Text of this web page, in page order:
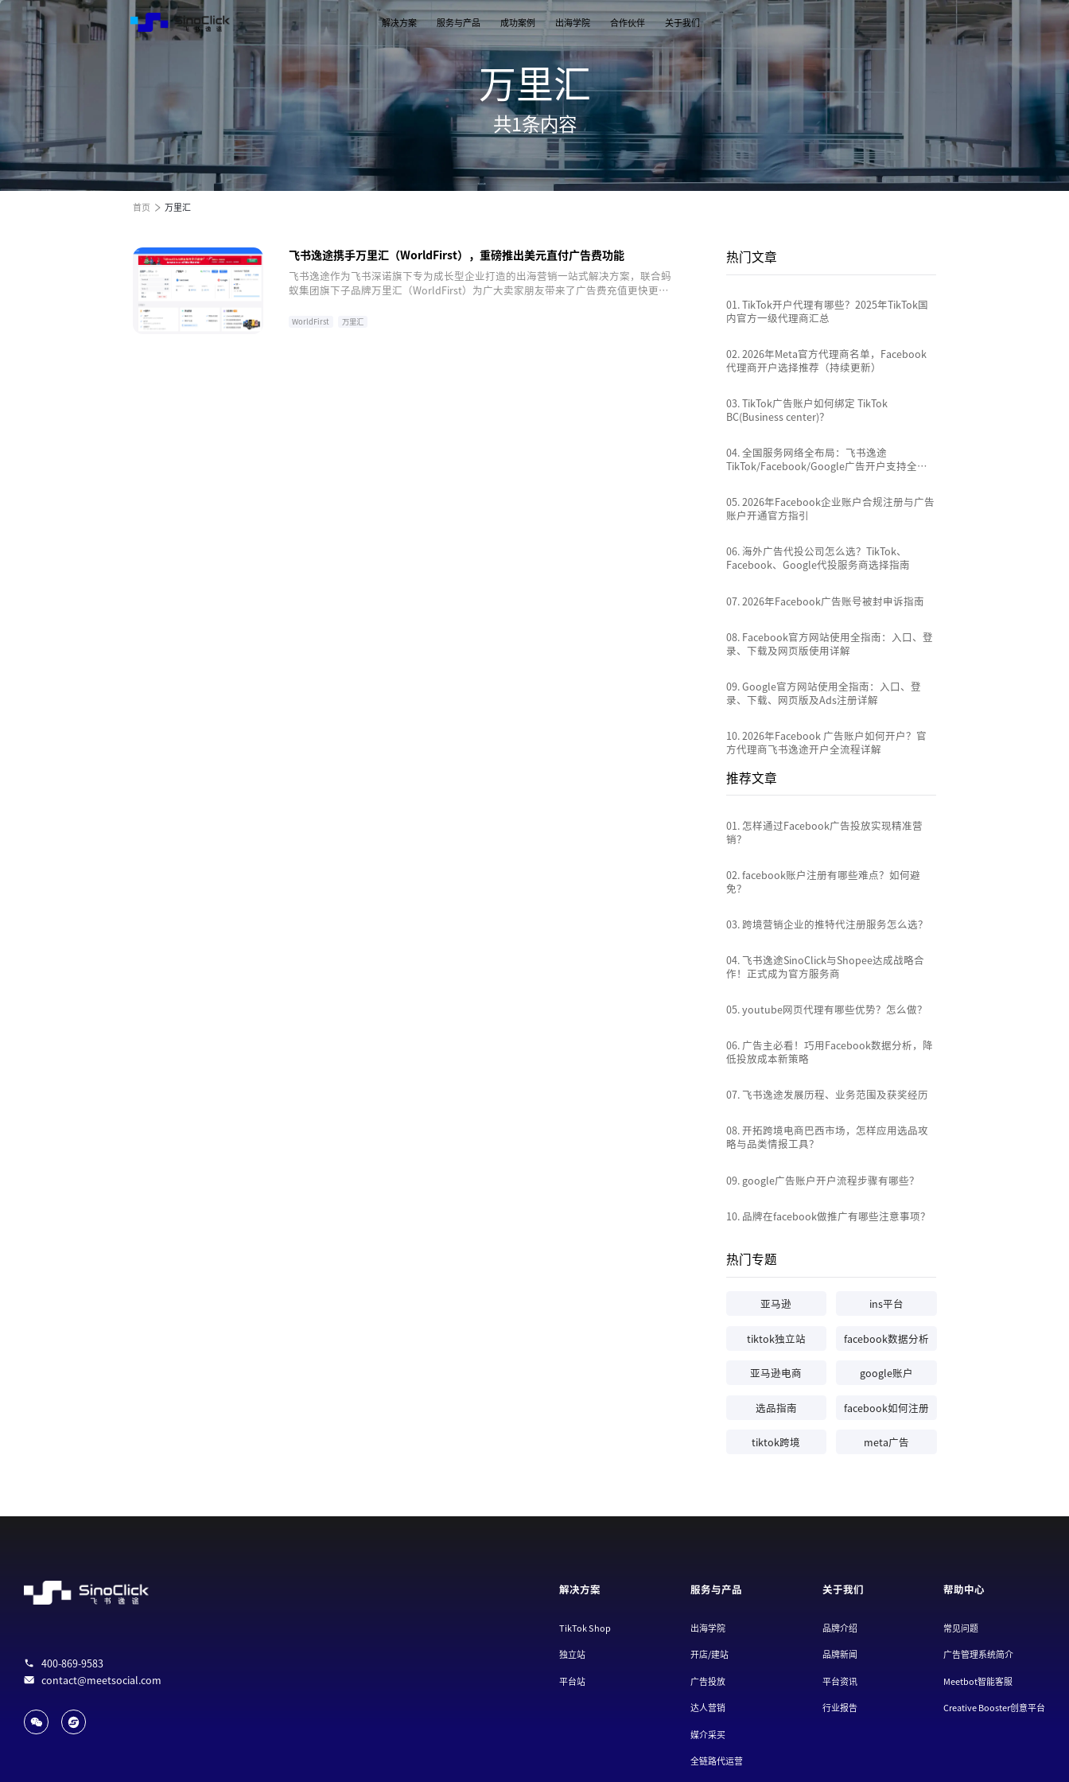
解决方案 服务与产品 成功案例 出海学院 合作伙伴 关于我们
登录/注册
登录/注册
跨境电商全渠道效果营销
TikTok Shop
从商店创建，到策划广告投放和达人营销利用创
意和达人实现TikTok爆炸性增长
独立站
用个性化独立站高效承接兴趣流量跑通从拉新到
复购的私域增长飞轮
通过关键词策略、平台广告优化和流量加权撬动
跨境电商全渠道效果营销
出海培训
TikTok Shop课程 | 独立站课程 | 亚马逊课程
开店/建站
TikTok Shop开店 | Shopify建站 | 亚马逊开店 1v1投放顾问 | AI智能投放 | 海外广告代投
达人营销 媒介采买 全链路代运营
跨境电商全渠道效果营销
品牌介绍
飞书逸途，成长型跨境电商运营解决方案
品牌新闻
公司及品牌最新业务发展动态 跨境电商行业热点新闻消息
行业报告
万里汇
共1条内容
首页 万里汇
飞书逸途携手万里汇（WorldFirst），重磅推出美元直付广告费功能
飞书逸途作为飞书深诺旗下专为成长型企业打造的出海营销一站式解决方案，联合蚂
蚁集团旗下子品牌万里汇（WorldFirst）为广大卖家朋友带来了广告费充值更快更省
里汇（WorldFirst）进行美元付款啦！
WorldFirst 万里汇
热门文章
01.TikTok开户代理有哪些？2025年TikTok国
内官方一级代理商汇总
02.2026年Meta官方代理商名单，Facebook
代理商开户选择推荐（持续更新）
03.TikTok广告账户如何绑定 TikTok
BC(Business center)？
04.全国服务网络全布局：飞书逸途
TikTok/Facebook/Google广告开户支持全国
05.2026年Facebook企业账户合规注册与广告
账户开通官方指引
06.海外广告代投公司怎么选？TikTok、
Facebook、Google代投服务商选择指南
07.2026年Facebook广告账号被封申诉指南
08. Facebook官方网站使用全指南：入口、登
录、下载及网页版使用详解
09.Google官方网站使用全指南：入口、登
录、下载、网页版及Ads注册详解
10.2026年Facebook 广告账户如何开户？官
方代理商飞书逸途开户全流程详解
推荐文章
01. 怎样通过Facebook广告投放实现精准营
销？
02.facebook账户注册有哪些难点？如何避
免？
03.跨境营销企业的推特代注册服务怎么选？
04.飞书逸途SinoClick与Shopee达成战略合
作！正式成为官方服务商
05.youtube网页代理有哪些优势？怎么做？
06. 广告主必看！巧用Facebook数据分析，降
低投放成本新策略
07.飞书逸途发展历程、业务范围及获奖经历
08.开拓跨境电商巴西市场，怎样应用选品攻
略与品类情报工具？
09. google广告账户开户流程步骤有哪些？
10. 品牌在facebook做推广有哪些注意事项？
热门专题
亚马逊 ins平台
tiktok独立站 facebook数据分析
亚马逊电商 google账户
选品指南 facebook如何注册
tiktok跨境 meta广告
400-869-9583
contact@meetsocial.com
帮助中心
常见问题
广告管理系统简介
Meetbot智能客服
Creative Booster创意平台
关于我们
品牌介绍
品牌新闻
平台资讯
行业报告
服务与产品
出海学院
开店/建站
广告投放
达人营销
媒介采买
全链路代运营
解决方案
TikTok Shop
独立站
平台站